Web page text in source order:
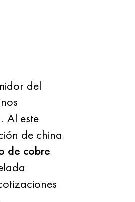
del
Al este
de china
de cobre